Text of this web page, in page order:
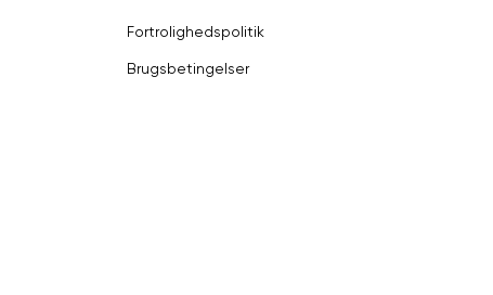
Fortrolighedspolitik
Brugsbetingelser